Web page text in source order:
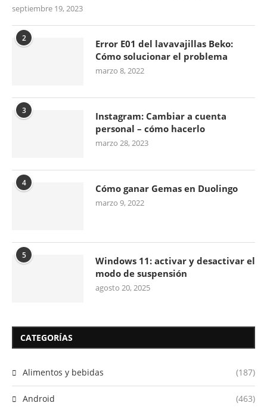
septiembre 19, 2023
2
Error E01 del lavavajillas Beko:
Cómo solucionar el problema
marzo 8, 2022
3
Instagram: Cambiar a cuenta
personal – cómo hacerlo
marzo 28, 2023
4 Cómo ganar Gemas en Duolingo
marzo 9, 2022
5
Windows 11: activar y desactivar el
modo de suspensión
agosto 20, 2025
CATEGORÍAS
Alimentos y bebidas (187)
Android (463)